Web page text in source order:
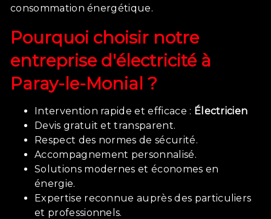
consommation énergétique.
Pourquoi choisir notre
entreprise d'électricité à
Paray-le-Monial ?
Intervention rapide et efficace : Électricien
Devis gratuit et transparent.
Respect des normes de sécurité.
Accompagnement personnalisé.
Solutions modernes et économes en
énergie.
Expertise reconnue auprès des particuliers
et professionnels.